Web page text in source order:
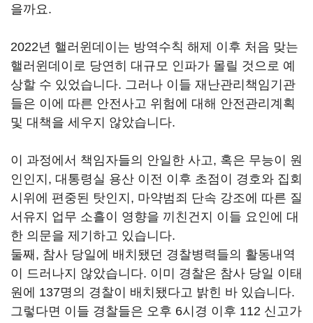
을까요.
2022년 핼러윈데이는 방역수칙 해제 이후 처음 맞는
핼러윈데이로 당연히 대규모 인파가 몰릴 것으로 예
상할 수 있었습니다. 그러나 이들 재난관리책임기관
들은 이에 따른 안전사고 위험에 대해 안전관리계획
및 대책을 세우지 않았습니다.
이 과정에서 책임자들의 안일한 사고, 혹은 무능이 원
인인지, 대통령실 용산 이전 이후 초점이 경호와 집회
시위에 편중된 탓인지, 마약범죄 단속 강조에 따른 질
서유지 업무 소흘이 영향을 끼친건지 이들 요인에 대
한 의문을 제기하고 있습니다.
둘째, 참사 당일에 배치됐던 경찰병력들의 활동내역
이 드러나지 않았습니다. 이미 경찰은 참사 당일 이태
원에 137명의 경찰이 배치됐다고 밝힌 바 있습니다.
그렇다면 이들 경찰들은 오후 6시경 이후 112 신고가